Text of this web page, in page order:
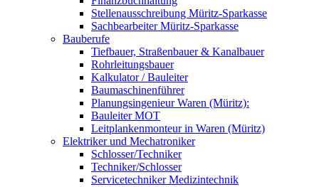
Stellenausschreibung Müritz-Sparkasse
Sachbearbeiter Müritz-Sparkasse
Bauberufe
Tiefbauer, Straßenbauer & Kanalbauer
Rohrleitungsbauer
Kalkulator / Bauleiter
Baumaschinenführer
Planungsingenieur Waren (Müritz):
Bauleiter MOT
Leitplankenmonteur in Waren (Müritz)
Elektriker und Mechatroniker
Schlosser/Techniker
Techniker/Schlosser
Servicetechniker Medizintechnik